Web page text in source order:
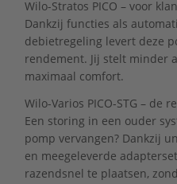
Wilo-Stratos PICO – voor
Dankzij functies als
debietregeling levert deze
rendement. Jij stelt minder
maximaal comfort.
Wilo-Varios PICO-STG – de
Een storing in een ouder
pomp vervangen? Dankzij
en meegeleverde
razendsnel te plaatsen,